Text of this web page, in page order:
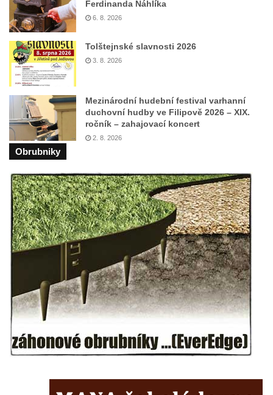
Pomník Přemysla Otakara II. v parku Na
Sadech v Českých Budějovicích
Socha Mateřství v parku Na Sadech v
Českých Budějovicích
Památník Otokara Mokrého v parku Na
Sadech v Českých Budějovicích
Poslední dochovaný tramvajový sloup na
Pražské třídě v Českých Budějovicích
Socha Civilizovaní na Husově třídě v
Socha svatého Jana Nepomuckého Na
Sadech u Mlýnské stoky v Českých
Budějovicích
Sochy brouků u Mlýnské stoky v Českých
Budějovicích
Socha svatého Vincence Ferrerského na
nádvoří kláštera dominikánů v Českých
Budějovicích
Socha svatého Zachariáše na nádvoří
kláštera dominikánů v Českých
Budějovicích
dominikánů v Českých Budějovicích
Ferdinanda Náhlíka
6. 8. 2026
Tolštejnské slavnosti 2026
3. 8. 2026
Mezinárodní hudební festival varhanní
duchovní hudby ve Filipově 2026 – XIX.
ročník – zahajovací koncert
2. 8. 2026
Obrubniky